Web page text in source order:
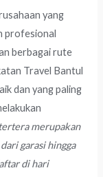
yang
profesional
berbagai rute
Travel Bantul
dan yang paling
merupakan
garasi hingga
di hari